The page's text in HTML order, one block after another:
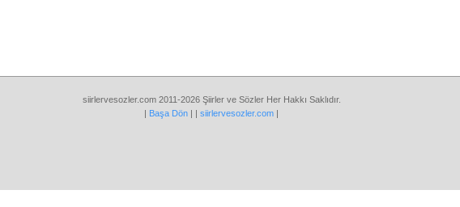
siirlervesozler.com 2011-2026 Şiirler ve Sözler Her Hakkı Saklıdır.
| Başa Dön | | siirlervesozler.com |